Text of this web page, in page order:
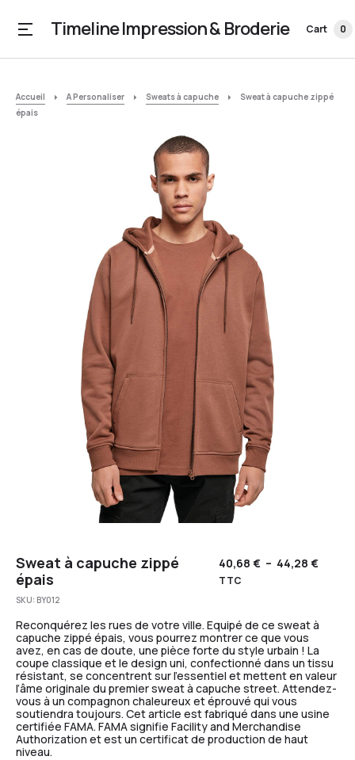
Timeline Impression & Broderie Cart 0
Accueil A Personaliser Sweats à capuche
Sweat à capuche zippé
épais
Sweat à capuche zippé
épais
40,68€ – 44,28€
TTC
SKU: BY012
Reconquérez les rues de votre ville. Equipé de ce sweat à
capuche zippé épais, vous pourrez montrer ce que vous
avez, en cas de doute, une pièce forte du style urbain ! La
coupe classique et le design uni, confectionné dans un tissu
résistant, se concentrent sur l’essentiel et mettent en valeur
l’âme originale du premier sweat à capuche street. Attendez-
vous à un compagnon chaleureux et éprouvé qui vous
soutiendra toujours. Cet article est fabriqué dans une usine
certifiée FAMA. FAMA signifie Facility and Merchandise
Authorization et est un certificat de production de haut
niveau.